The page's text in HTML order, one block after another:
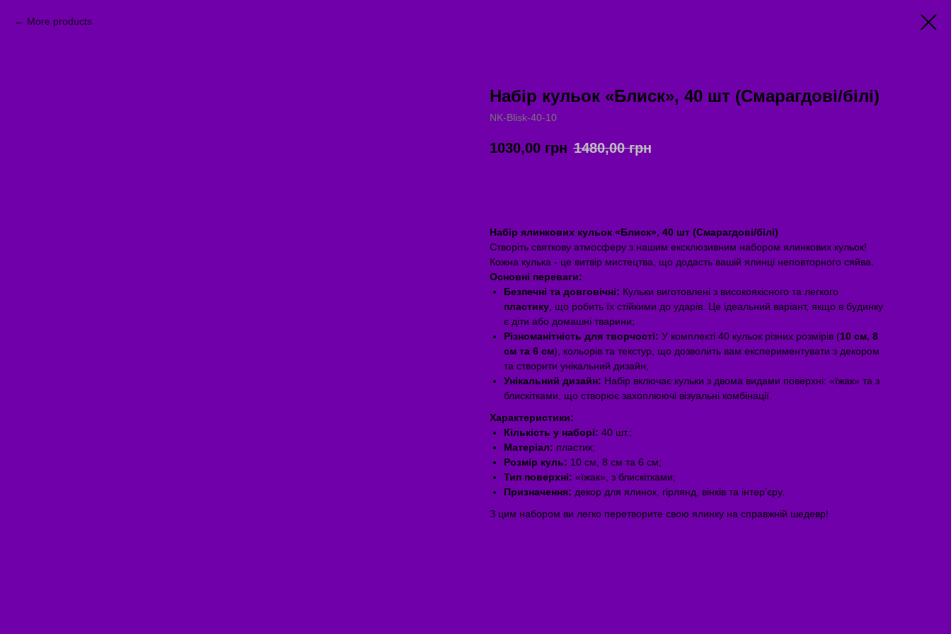
More products
Набір кульок «Блиск», 40 шт (Смарагдові/білі)
NK-Blisk-40-10
1030,00 грн 1480,00 грн
Набір ялинкових кульок «Блиск», 40 шт (Смарагдові/білі)
Створіть святкову атмосферу з нашим ексклюзивним набором ялинкових кульок!
Кожна кулька - це витвір мистецтва, що додасть вашій ялинці неповторного сяйва.
Основні переваги:
Безпечні та довговічні: Кульки виготовлені з високоякісного та легкого
пластику, що робить їх стійкими до ударів. Це ідеальний варіант, якщо в будинку
є діти або домашні тварини;
Різноманітність для творчості: У комплекті 40 кульок різних розмірів (10 см, 8
см та 6 см), кольорів та текстур, що дозволить вам експериментувати з декором
та створити унікальний дизайн;
Унікальний дизайн: Набір включає кульки з двома видами поверхні: «їжак» та з
блискітками, що створює захоплюючі візуальні комбінації.
Характеристики:
Кількість у наборі: 40 шт.;
Матеріал: пластик;
Розмір куль: 10 см, 8 см та 6 см;
Тип поверхні: «їжак», з блискітками;
Призначення: декор для ялинок, гірлянд, вінків та інтер’єру.
З цим набором ви легко перетворите свою ялинку на справжній шедевр!